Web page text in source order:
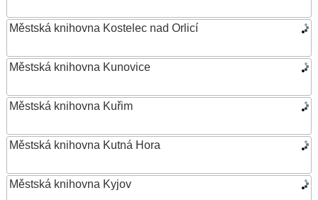
Městská knihovna Kostelec nad Orlicí
Městská knihovna Kunovice
Městská knihovna Kuřim
Městská knihovna Kutná Hora
Městská knihovna Kyjov